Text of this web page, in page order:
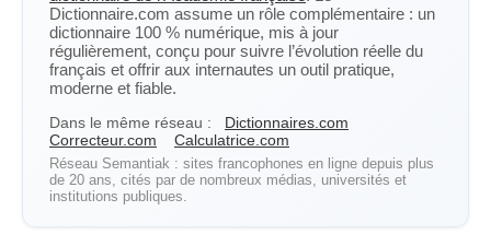
Dictionnaire.com assume un rôle complémentaire : un
dictionnaire 100 % numérique, mis à jour
régulièrement, conçu pour suivre l’évolution réelle du
français et offrir aux internautes un outil pratique,
moderne et fiable.
Dans le même réseau :
Dictionnaires.com
Correcteur.com
Calculatrice.com
Réseau Semantiak : sites francophones en ligne depuis plus
de 20 ans, cités par de nombreux médias, universités et
institutions publiques.